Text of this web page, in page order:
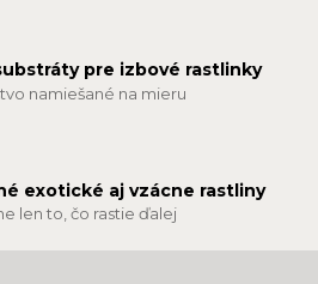
pre izbové rastlinky
namiešané na mieru
exotické aj vzácne rastliny
len to, čo rastie ďalej